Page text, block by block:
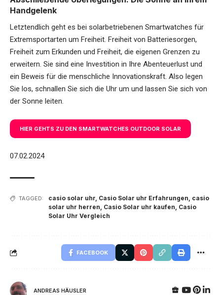
Handgelenk
Letztendlich geht es bei solarbetriebenen Smartwatches für
Extremsportarten um Freiheit. Freiheit von Batteriesorgen,
Freiheit zum Erkunden und Freiheit, die eigenen Grenzen zu
erweitern. Sie sind eine Investition in Ihre Abenteuerlust und
ein Beweis für die menschliche Innovationskraft. Also legen
Sie los, schnallen Sie sich die Uhr um und lassen Sie sich von
der Sonne leiten.
HIER GEHTS ZU DEN SMARTWATCHES OUTDOOR SOLAR
07.02.2024
TAGGED: casio solar uhr, Casio Solar uhr Erfahrungen, casio
solar uhr herren, Casio Solar uhr kaufen, Casio
Solar Uhr Vergleich
FACEBOOK
ANDREAS HÄUSLER